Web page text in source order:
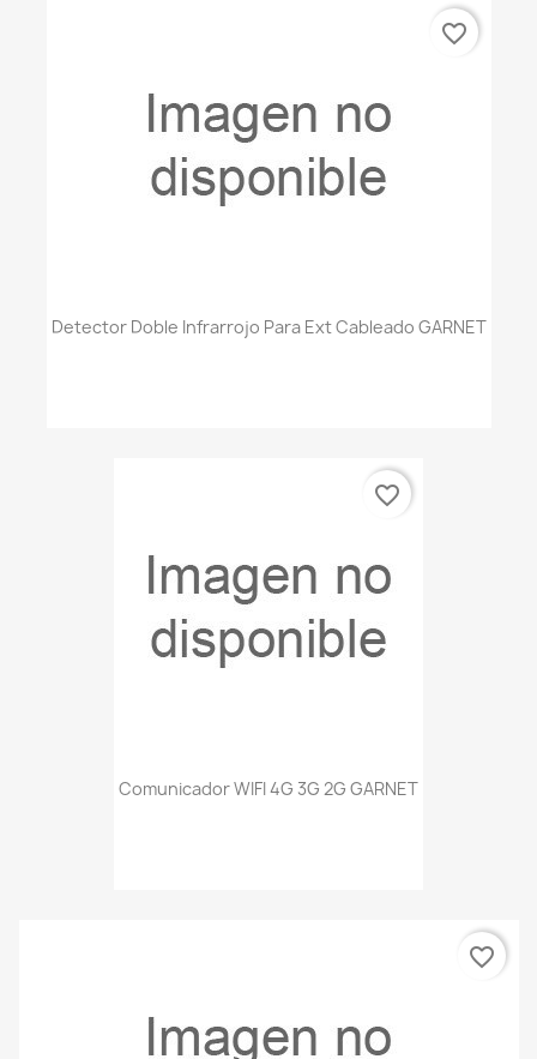
Detector Doble Infrarrojo Para Ext Cableado GARNET
favorite_border
Comunicador WIFI 4G 3G 2G GARNET
favorite_border
favorite_border